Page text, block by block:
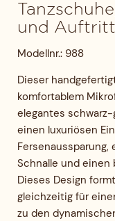
und
Modellnr.: 988
Dieser
komfortablem
elegantes
einen luxuriösen
Schnalle und
Dieses Design
gleichzeitig für
zu den